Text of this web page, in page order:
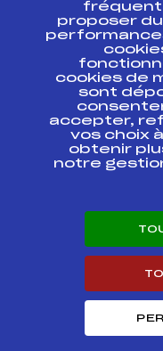
Ressources
Pass’Neige
Projet sportif
Projet de
Antidopage
Pôle
Scientifique
Listes
Pôle vie de
Carrières
proposer
cookies de
sont
accepter,
vos choix
obtenir
notre